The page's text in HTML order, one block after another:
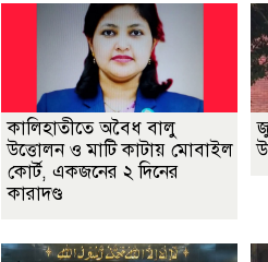
কালিহাতীতে অবৈধ বালু
উত্তোলন ও মাটি কাটায় মোবাইল
কোর্ট, একজনের ২ দিনের
কারাদণ্ড